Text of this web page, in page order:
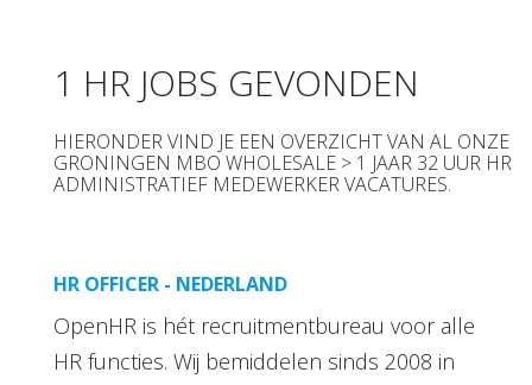
1 HR JOBS GEVONDEN
HIERONDER VIND JE EEN OVERZICHT VAN AL ONZE
GRONINGEN MBO WHOLESALE > 1 JAAR 32 UUR HR
ADMINISTRATIEF MEDEWERKER VACATURES.
HR OFFICER - NEDERLAND
OpenHR is hét recruitmentbureau voor alle
HR functies. Wij bemiddelen sinds 2008 in